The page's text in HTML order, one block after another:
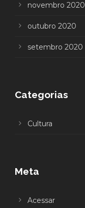
novembro 2020
outubro 2020
setembro 2020
Categorias
Cultura
Meta
Acessar